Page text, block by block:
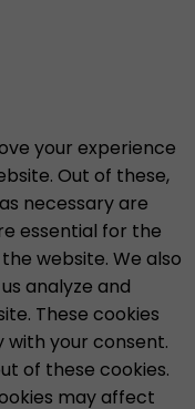
your experience
Out of these,
necessary are
essential for the
website. We also
analyze and
These cookies
with your consent.
of these cookies.
may affect